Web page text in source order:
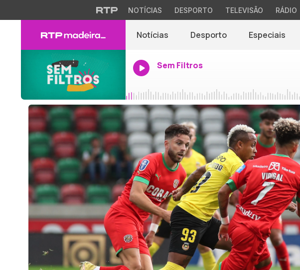
NOTÍCIAS DESPORTO TELEVISÃO RÁDIO
Notícias Desporto Especiais
Sem Filtros